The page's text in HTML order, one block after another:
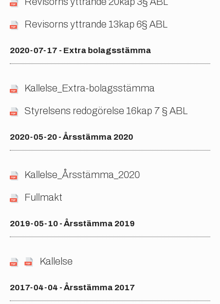
Revisorns yttrande 13kap 6§ ABL
2020-07-17 - Extra bolagsstämma
Kallelse_Extra-bolagsstämma
Styrelsens redogörelse 16kap 7 § ABL
2020-05-20 - Årsstämma 2020
Kallelse_Årsstämma_2020
Fullmakt
2019-05-10 - Årsstämma 2019
Kallelse
2017-04-04 - Årsstämma 2017